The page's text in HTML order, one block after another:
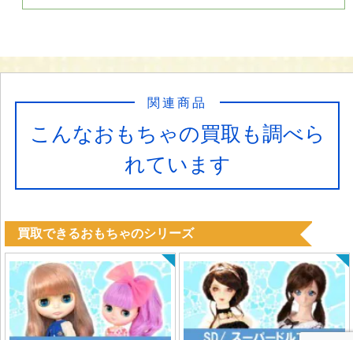
こんなおもちゃの買取も調べら
れています
関連商品
買取できるおもちゃのシリーズ